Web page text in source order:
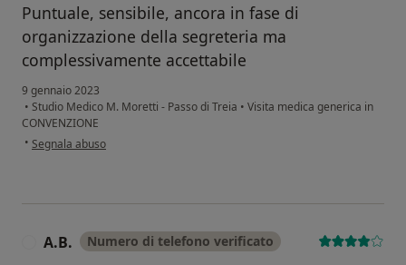
Puntuale, sensibile, ancora in fase di
organizzazione della segreteria ma
complessivamente accettabile
9 gennaio 2023
• Studio Medico M. Moretti - Passo di Treia • Visita medica generica in
CONVENZIONE
• secondo l'opinione dell'utente S N.
Segnala abuso
A.B. Numero di telefono verificato